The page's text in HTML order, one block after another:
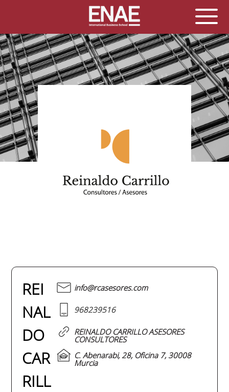
REI
NAL
DO
CAR
RILL
info@rcasesores.com
968239516
REINALDO CARRILLO ASESORES
CONSULTORES
C. Abenarabi, 28, Oficina 7, 30008
Murcia